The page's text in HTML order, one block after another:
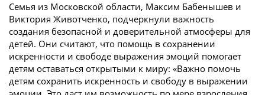
Семья из Московской области, Максим Бабенышев и
Виктория Животченко, подчеркнули важность
создания безопасной и доверительной атмосферы для
детей. Они считают, что помощь в сохранении
искренности и свободе выражения эмоций помогает
детям оставаться открытыми к миру: «Важно помочь
детям сохранить искренность и свободу в выражении